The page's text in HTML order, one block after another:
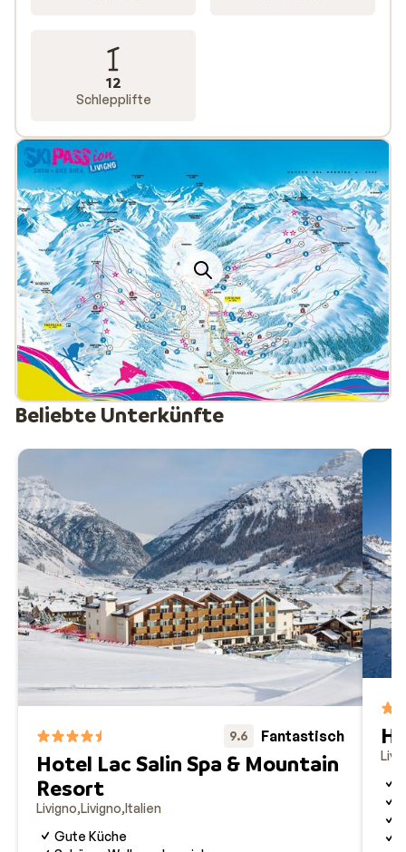
12
Schlepplifte
Beliebte Unterkünfte
9.6 Fantastisch
Hotel Lac Salin Spa & Mountain
Resort
Livigno Livigno Italien
Gute Küche